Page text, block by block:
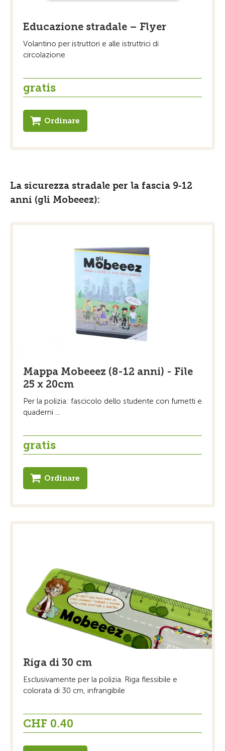
Educazione stradale – Flyer
Volantino per istruttori e alle istruttrici di
circolazione
gratis
Ordinare
La sicurezza stradale per la fascia 9-12
anni (gli Mobeeez):
Mappa Mobeeez (8-12 anni) - File
25 x 20cm
Per la polizia: fascicolo dello studente con fumetti e
quaderni ...
gratis
Ordinare
Riga di 30 cm
Esclusivamente per la polizia. Riga flessibile e
colorata di 30 cm, infrangibile
CHF 0.40